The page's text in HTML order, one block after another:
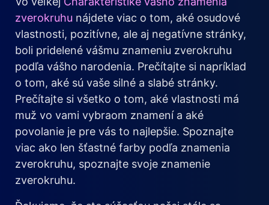
zverokruhu nájdete viac o tom, aké osudové
vlastnosti, pozitívne, ale aj negatívne stránky,
boli pridelené vášmu znameniu zverokruhu
podľa vášho narodenia. Prečítajte si napríklad
o tom, aké sú vaše silné a slabé stránky.
Prečítajte si všetko o tom, aké vlastnosti má
muž vo vami vybraom znamení a aké
povolanie je pre vás to najlepšie. Spoznajte
viac ako len šťastné farby podľa znamenia
zverokruhu, spoznajte svoje znamenie
zverokruhu.